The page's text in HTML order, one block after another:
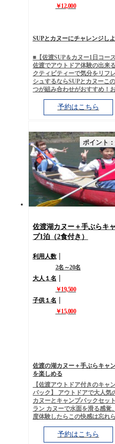
￥12,000
SUPとカヌーにチャレンジし
■【佐渡SUP＆カヌー1日コース
佐渡でアウトドア体験の出来
クティビティーで気分をリフ
シュするならSUPとカヌーこ
つが組み合わせがおすすめ！
パックのご案内です。 自然豊
ロケーションでアウトドアを一
て方にお勧めなのがこのアウ
ア1日コースがおすすめ！せっ
くだから、どうせやるなら思い
きりアウトドアを楽しみたい
おすすめなのがこのパック、
気のSUPとカヌーのセットプ
です。 お昼のランチと無料の
ンクも付いていますよ。 佐渡
光で遊ぶアクティビティー海の
ループ割引 ・イベント情報 ※
種格安情報などございますので
非ご利用くださいませ
予約はこちら
ポイント
佐渡湖カヌー＋手ぶらキ
プ1泊（2食付き）
利用人数
2名～20名
大人１名
￥19,500
子供１名
￥15,000
佐渡の湖カヌー＋手ぶらキャ
を楽しめる
【佐渡アウトドア付きのキャ
パック】 アウトドアで大人気
カヌーとキャンプパックセッ
ラン カヌーで水面を滑る感覚
度体験したらこの快感は忘れ
カヌーならではの爽快感と、絶
予約はこちら